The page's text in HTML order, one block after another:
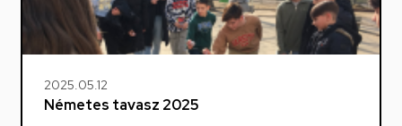
2025.05.12
Németes tavasz 2025